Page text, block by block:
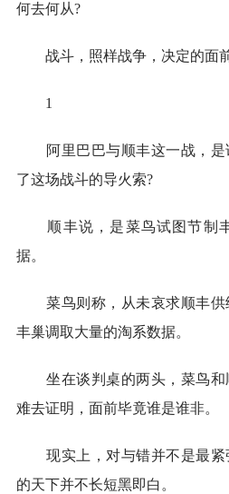
何去何从?
战斗，照样战争，决定的面前
1
阿里巴巴与顺丰这一战，是
了这场战斗的导火索?
顺丰说，是菜鸟试图节制
据。
菜鸟则称，从未哀求顺丰供
丰巢调取大量的淘系数据。
坐在谈判桌的两头，菜鸟和
难去证明，面前毕竟谁是谁非。
现实上，对与错并不是最紧
的天下并不长短黑即白。